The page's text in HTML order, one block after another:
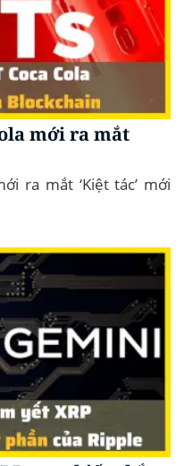
mới ra mắt
ra mắt ‘Kiệt tác’ mới